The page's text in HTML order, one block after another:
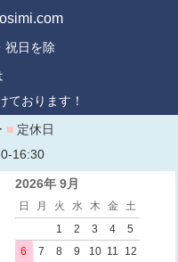
日を除
ております！
■ 定休日
16:30
2026年 9月
日 月 火 水 木 金
土
1
2 3 4
5
6
7 8 9 10 11
12